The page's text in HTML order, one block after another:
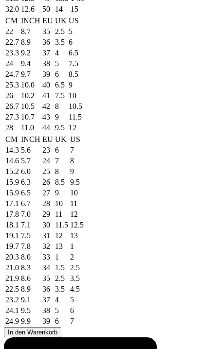
32.0 12.6 50 14
15
CM INCH EU UK US
22
8.7 35 2.5 5
22.7 8.9 36 3.5 6
23.3 9.2 37 4
6.5
24
9.4 38 5
7.5
24.7 9.7 39 6
8.5
25.3 10.0 40 6.5 9
26
10.2 41 7.5 10
26.7 10.5 42 8
10.5
27.3 10.7 43 9
11.5
28
11.0 44 9.5 12
CM INCH EU UK US
14.3 5.6 23 6
7
14.6 5.7 24 7
8
15.2 6.0 25 8
9
15.9 6.3 26 8.5
9.5
15.9 6.5 27 9
10
17.1 6.7 28 10
11
17.8 7.0 29 11
12
18.1 7.1 30 11.5 12.5
19.1 7.5 31 12
13
19.7 7.8 32 13
1
20.3 8.0 33 1
2
21.0 8.3 34 1.5
2.5
21.9 8.6 35 2.5
3.5
22.5 8.9 36 3.5
4.5
23.2 9.1 37 4
5
24.1 9.5 38 5
6
24.9 9.9 39 6 7
In den Warenkorb